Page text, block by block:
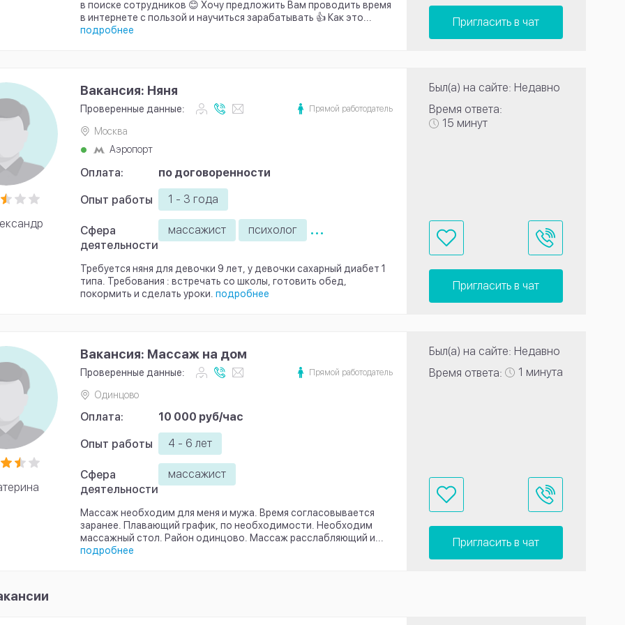
в поиске сотрудников 😊 Хочу предложить Вам проводить время
в интернете с пользой и научиться зарабатывать 👍 Как это...
подробнее
Пригласить в чат
Вакансия: Няня
Проверенные данные: Прямой работодатель
Москва
Аэропорт
Оплата: по договоренности
Опыт работы 1 - 3 года
Сфера
деятельности
массажист психолог ...
Требуется няня для девочки 9 лет, у девочки сахарный диабет 1
типа. Требования : встречать со школы, готовить обед,
покормить и сделать уроки. подробнее
Был(а) на сайте: Недавно
Время ответа:
15 минут
Пригласить в чат
Вакансия: Массаж на дом
Проверенные данные: Прямой работодатель
Одинцово
Оплата: 10 000 руб/час
Опыт работы 4 - 6 лет
Сфера
деятельности
массажист
Массаж необходим для меня и мужа. Время согласовывается
заранее. Плавающий график, по необходимости. Необходим
массажный стол. Район одинцово. Массаж расслабляющий и...
подробнее
Был(а) на сайте: Недавно
Время ответа:
1 минута
Пригласить в чат